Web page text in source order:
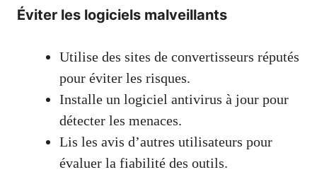
Éviter les logiciels malveillants
Utilise des sites de convertisseurs réputés
pour éviter les risques.
Installe un logiciel antivirus à jour pour
détecter les menaces.
Lis les avis d’autres utilisateurs pour
évaluer la fiabilité des outils.